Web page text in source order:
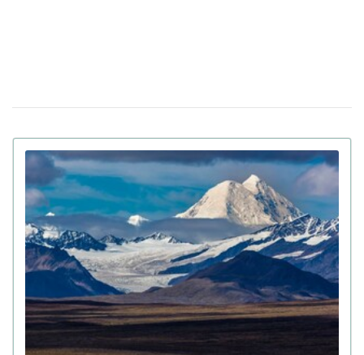
задекларировал работник Бучанского ТЦК
27 марта 17:08 Боролась за право уйти из жизни: в Испании
25-летней девушке провели эвтаназию из-за
депрессии
23 марта 10:14 Мир на грани голода из-за войны в Иране:
коллапс на рынке удобрений
20 марта 17:42 Украинские офицеры шокированы тактикой
союзников США на Ближнем Востоке: детали
Третья мировая уже началась: ее ключевые
признаки приводит почетный профессор
Букингемского университета
Ученые загрузили мозг мухи в компьютер: